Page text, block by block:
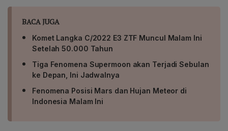
BACA JUGA
Komet Langka C/2022 E3 ZTF Muncul Malam Ini
Setelah 50.000 Tahun
Tiga Fenomena Supermoon akan Terjadi Sebulan
ke Depan, Ini Jadwalnya
Fenomena Posisi Mars dan Hujan Meteor di
Indonesia Malam Ini